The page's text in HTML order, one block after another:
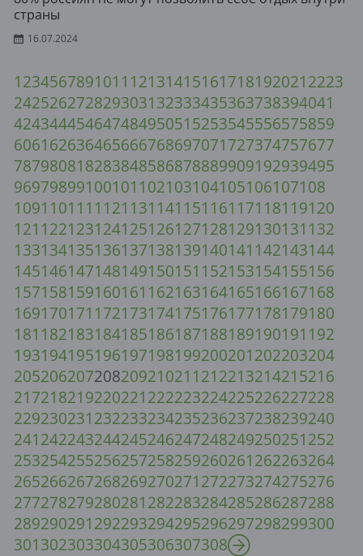
страны
16.07.2024
1234567891011 121314151617181920212223
242526272829303132333435363738394041
424344454647484950515253545556575859
606162636465666768697071727374757677
787980818283848586878889909192939495
96979899100101 102103104105106107108
109110111 112113114115116117118119120
121 122123124125126127128129130131 132
133134135136137138139140141 142143144
145146147148149150151 152153154155156
157158159160161 162163164165166167168
169170171 172173174175176177178179180
181 182183184185186187188189190191 192
193194195196197198199200201202203204
205206207208209210211212213214215216
217218219220221222223224225226227228
229230231232233234235236237238239240
241242243244245246247248249250251252
253254255256257258259260261262263264
265266267268269270271272273274275276
277278279280281282283284285286287288
289290291292293294295296297298299300
301302303304305306307308